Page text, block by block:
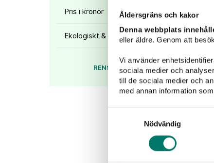
Åldersgräns och kakor
Denna webbplats
eller äldre. Genom att
Vi använder
sociala medier och
till de sociala medier och
med annan information
Nödvändig
Pris i kronor
Ekologiskt & veganskt
RENSA FILTER